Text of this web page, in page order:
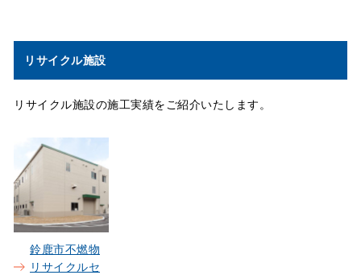
リサイクル施設
リサイクル施設の施工実績をご紹介いたします。
鈴鹿市不燃物
リサイクルセ